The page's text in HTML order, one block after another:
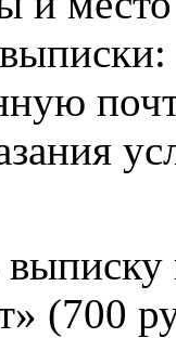
(700